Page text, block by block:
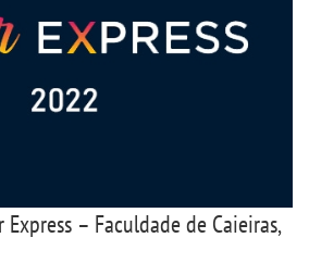
– Faculdade de Caieiras,